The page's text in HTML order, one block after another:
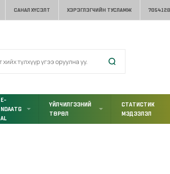
САНАЛ ХҮСЭЛТ ХЭРЭГЛЭГЧИЙН ТУСЛАМЖ
E-
NDAATG
AL
ҮЙЛЧИЛГЭЭНИЙ
ТӨРӨЛ
СТАТИСТИК
МЭДЭЭЛЭЛ